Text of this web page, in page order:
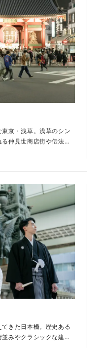
京・浅草。浅草のシン
仲見世商店街や伝法院
など、バラエティ豊か
きた日本橋。歴史ある
みやクラシックな建築